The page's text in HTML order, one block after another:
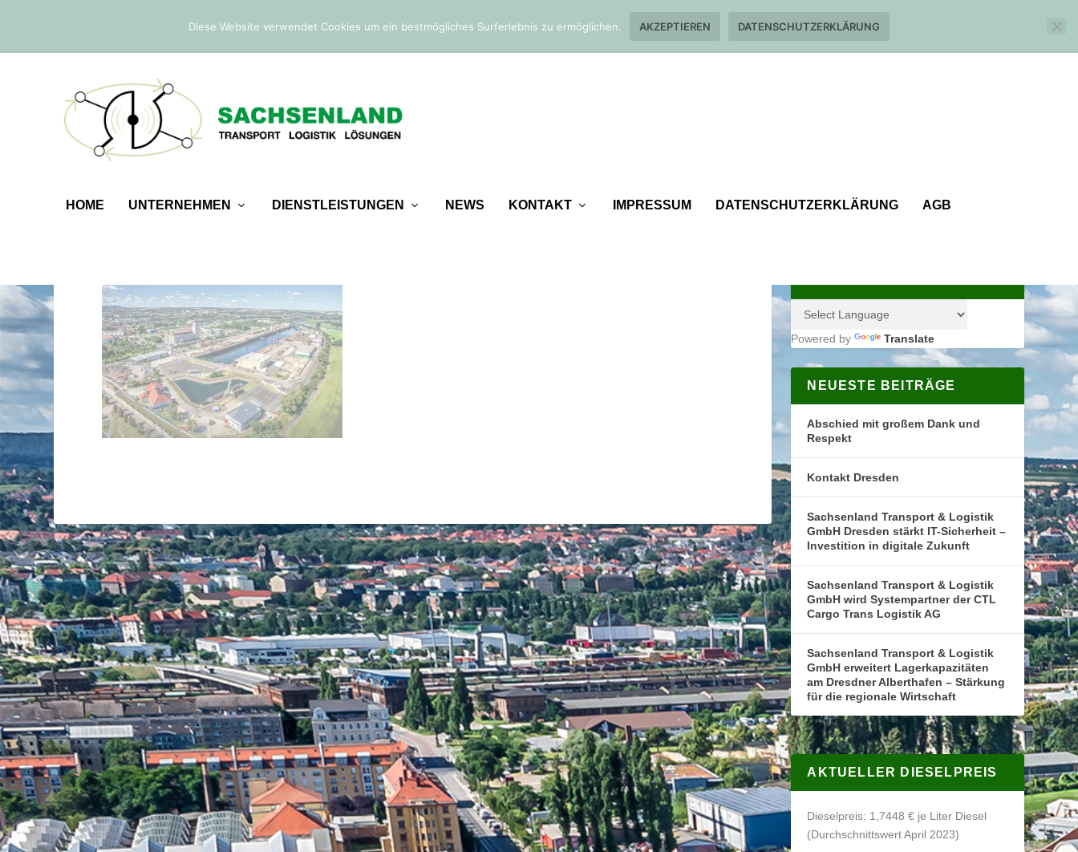
Befreiung von der Sicherheitsleistung
HOME UNTERNEHMEN DIENSTLEISTUNGEN NEWS KONTAKT IMPRESSUM DATENSCHUTZERKLÄRUNG AGB
Powered by Translate
NEUESTE BEITRÄGE
Abschied mit großem Dank und
Respekt
Kontakt Dresden
Sachsenland Transport & Logistik
GmbH Dresden stärkt IT-Sicherheit –
Investition in digitale Zukunft
Sachsenland Transport & Logistik
GmbH wird Systempartner der CTL
Cargo Trans Logistik AG
Sachsenland Transport & Logistik
GmbH erweitert Lagerkapazitäten
am Dresdner Alberthafen – Stärkung
für die regionale Wirtschaft
AKTUELLER DIESELPREIS
Dieselpreis: 1,7448 € je Liter Diesel
(Durchschnittswert April 2023)
Diese Website verwendet Cookies um ein bestmögliches Surferlebnis zu ermöglichen. AKZEPTIEREN DATENSCHUTZERKLÄRUNG